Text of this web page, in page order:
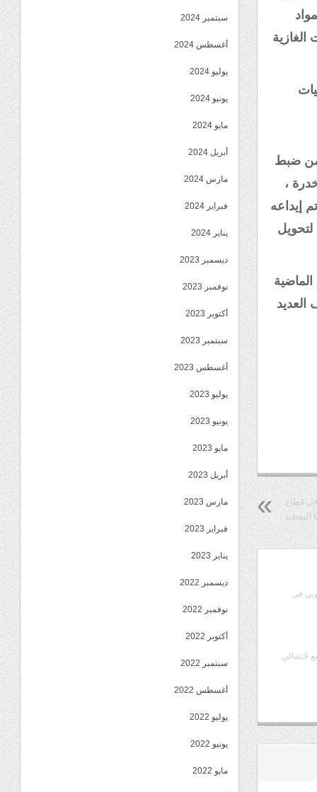
الغازية
من ضبط
،
إيداعه
لتحويل
في قطاع
في
لانتقالي
سبتمبر 2024
أغسطس 2024
يوليو 2024
يونيو 2024
مايو 2024
أبريل 2024
مارس 2024
فبراير 2024
يناير 2024
ديسمبر 2023
نوفمبر 2023
أكتوبر 2023
سبتمبر 2023
أغسطس 2023
يوليو 2023
يونيو 2023
مايو 2023
أبريل 2023
مارس 2023
فبراير 2023
يناير 2023
ديسمبر 2022
نوفمبر 2022
أكتوبر 2022
سبتمبر 2022
أغسطس 2022
يوليو 2022
يونيو 2022
مايو 2022